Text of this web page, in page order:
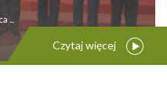
...
Czytaj więcej